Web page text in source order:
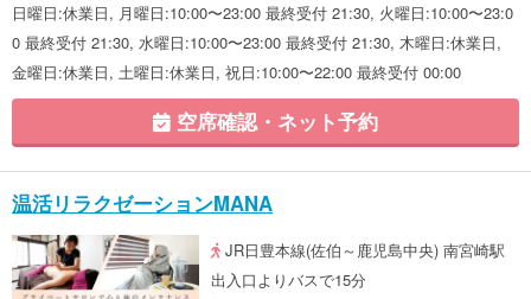
日曜日:休業日, 月曜日:10:00〜23:00 最終受付 21:30, 火曜日:10:00〜23:0
0 最終受付 21:30, 水曜日:10:00〜23:00 最終受付 21:30, 木曜日:休業日,
金曜日:休業日, 土曜日:休業日, 祝日:10:00〜22:00 最終受付 00:00
空席確認・ネット予約
温活リラクゼーションMANA
JR日豊本線(佐伯～鹿児島中央) 南宮崎駅
出入口よりバスで15分